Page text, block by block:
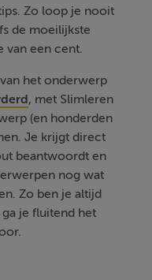
Zo loop je nooit
de moeilijkste
van een cent.
het onderwerp
, met Slimleren
(en honderden
Je krijgt direct
beantwoordt en
nog wat
Zo ben je altijd
je fluitend het